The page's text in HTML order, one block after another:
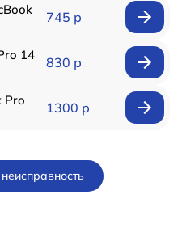
745 р
14
830 р
Pro
1300 р